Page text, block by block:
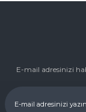
E-mail adresinizi